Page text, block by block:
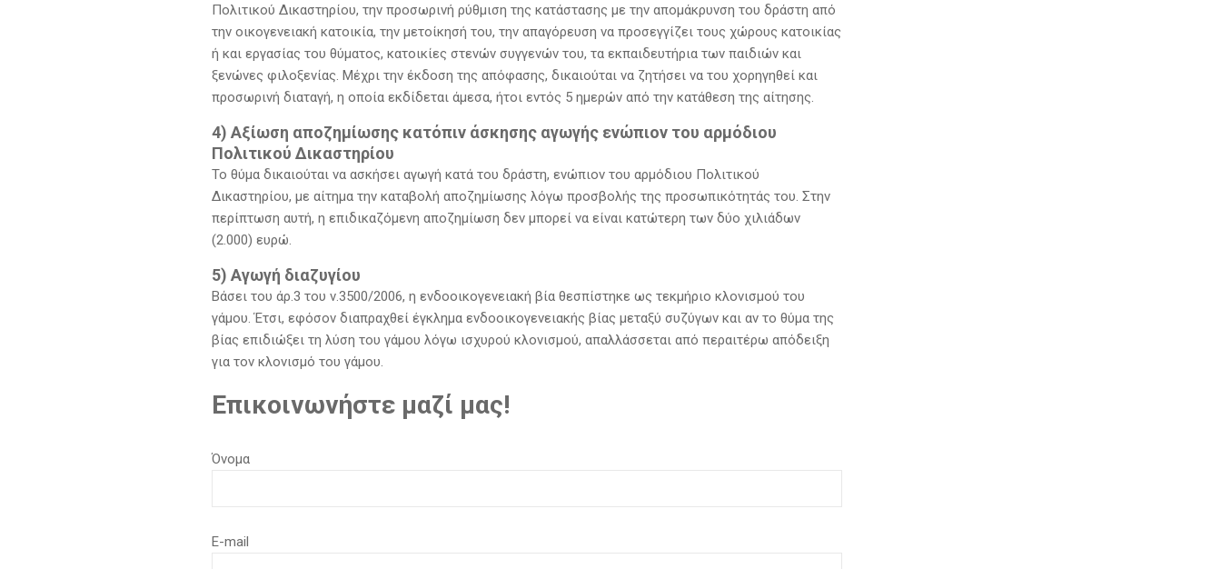
Πολιτικού Δικαστηρίου, την προσωρινή ρύθμιση της κατάστασης με την απομάκρυνση του δράστη από
την οικογενειακή κατοικία, την μετοίκησή του, την απαγόρευση να προσεγγίζει τους χώρους κατοικίας
ή και εργασίας του θύματος, κατοικίες στενών συγγενών του, τα εκπαιδευτήρια των παιδιών και
ξενώνες φιλοξενίας. Μέχρι την έκδοση της απόφασης, δικαιούται να ζητήσει να του χορηγηθεί και
προσωρινή διαταγή, η οποία εκδίδεται άμεσα, ήτοι εντός 5 ημερών από την κατάθεση της αίτησης.
4) Αξίωση αποζημίωσης κατόπιν άσκησης αγωγής ενώπιον του αρμόδιου
Πολιτικού Δικαστηρίου
Το θύμα δικαιούται να ασκήσει αγωγή κατά του δράστη, ενώπιον του αρμόδιου Πολιτικού
Δικαστηρίου, με αίτημα την καταβολή αποζημίωσης λόγω προσβολής της προσωπικότητάς του. Στην
περίπτωση αυτή, η επιδικαζόμενη αποζημίωση δεν μπορεί να είναι κατώτερη των δύο χιλιάδων
(2.000) ευρώ.
5) Αγωγή διαζυγίου
Βάσει του άρ.3 του ν.3500/2006, η ενδοοικογενειακή βία θεσπίστηκε ως τεκμήριο κλονισμού του
γάμου. Έτσι, εφόσον διαπραχθεί έγκλημα ενδοοικογενειακής βίας μεταξύ συζύγων και αν το θύμα της
βίας επιδιώξει τη λύση του γάμου λόγω ισχυρού κλονισμού, απαλλάσσεται από περαιτέρω απόδειξη
για τον κλονισμό του γάμου.
Επικοινωνήστε μαζί μας!
Όνομα
E-mail